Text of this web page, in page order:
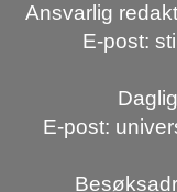
Ansvarlig
E-post:
E-post: